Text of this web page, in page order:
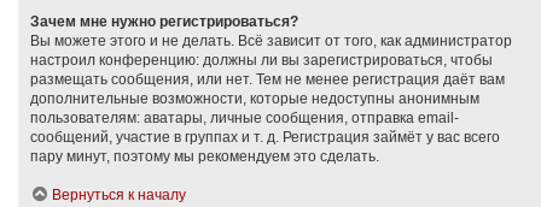
Зачем мне нужно регистрироваться?
Вы можете этого и не делать. Всё зависит от того, как администратор
настроил конференцию: должны ли вы зарегистрироваться, чтобы
размещать сообщения, или нет. Тем не менее регистрация даёт вам
дополнительные возможности, которые недоступны анонимным
пользователям: аватары, личные сообщения, отправка email-
сообщений, участие в группах и т. д. Регистрация займёт у вас всего
пару минут, поэтому мы рекомендуем это сделать.
Вернуться к началу